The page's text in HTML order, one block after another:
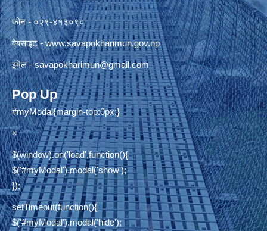
फोन - ०२९-४१३०९०
वेबसाइट -www.savapokharimun.gov.np
इमेल -savapokharimun@gmail.com
Pop Up
#myModal{margin-top:0px;}
×
$(window).on('load',function(){
$('#myModal').modal('show');
});
setTimeout(function(){
$('#myModal').modal('hide');